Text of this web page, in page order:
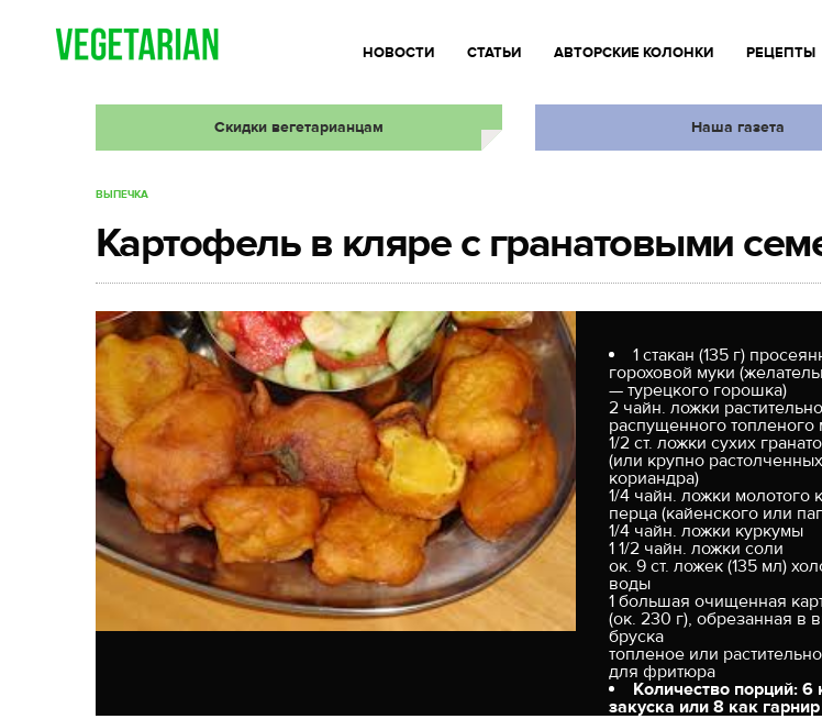
НОВОСТИ СТАТЬИ АВТОРСКИЕ КОЛОНКИ РЕЦЕПТЫ
Скидки вегетарианцам Наша газета
ВЫПЕЧКА
Картофель в кляре с гранатовыми
1 стакан (135 г)
гороховой муки
— турецкого горошка)
2 чайн. ложки
распущенного топленого
1/2 ст. ложки сухих
(или крупно
кориандра)
1/4 чайн. ложки молотого
перца (кайенского или
1/4 чайн. ложки куркумы
1 1/2 чайн. ложки соли
ок. 9 ст. ложек (135 мл)
воды
1 большая очищенная
(ок. 230 г), обрезанная в
бруска
топленое или
для фритюра
Количество порций: 6
закуска или 8 как гарнир